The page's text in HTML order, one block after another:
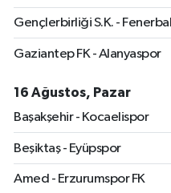
Gençlerbirliği S.K. -
Gaziantep FK - Alanyaspor
16 Ağustos, Pazar
Başakşehir - Kocaelispor
Beşiktaş - Eyüpspor
Amed - Erzurumspor FK